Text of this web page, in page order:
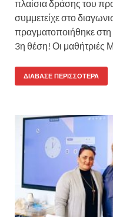
πλαίσια δράσης του
συμμετείχε στο
πραγματοποιήθηκε
3η θέση! Οι μαθήτριές
ΔΙΆΒΑΣΕ ΠΕΡΙΣΣΌΤΕΡΑ